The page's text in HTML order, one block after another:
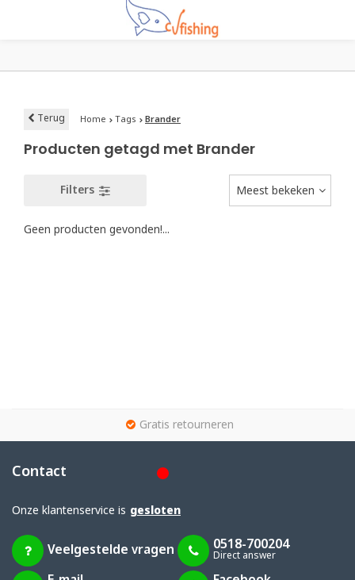
Terug Home Tags Brander
Producten getagd met Brander
Filters Meest bekeken
Geen producten gevonden!...
Gratis retourneren
Contact
Onze klantenservice is gesloten
Veelgestelde vragen 0518-700204
Direct answer